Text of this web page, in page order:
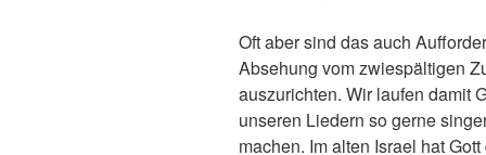
Oft aber sind das auch
Absehung vom zwiespältigen
auszurichten. Wir laufen damit
unseren Liedern so gerne
machen. Im alten Israel hat